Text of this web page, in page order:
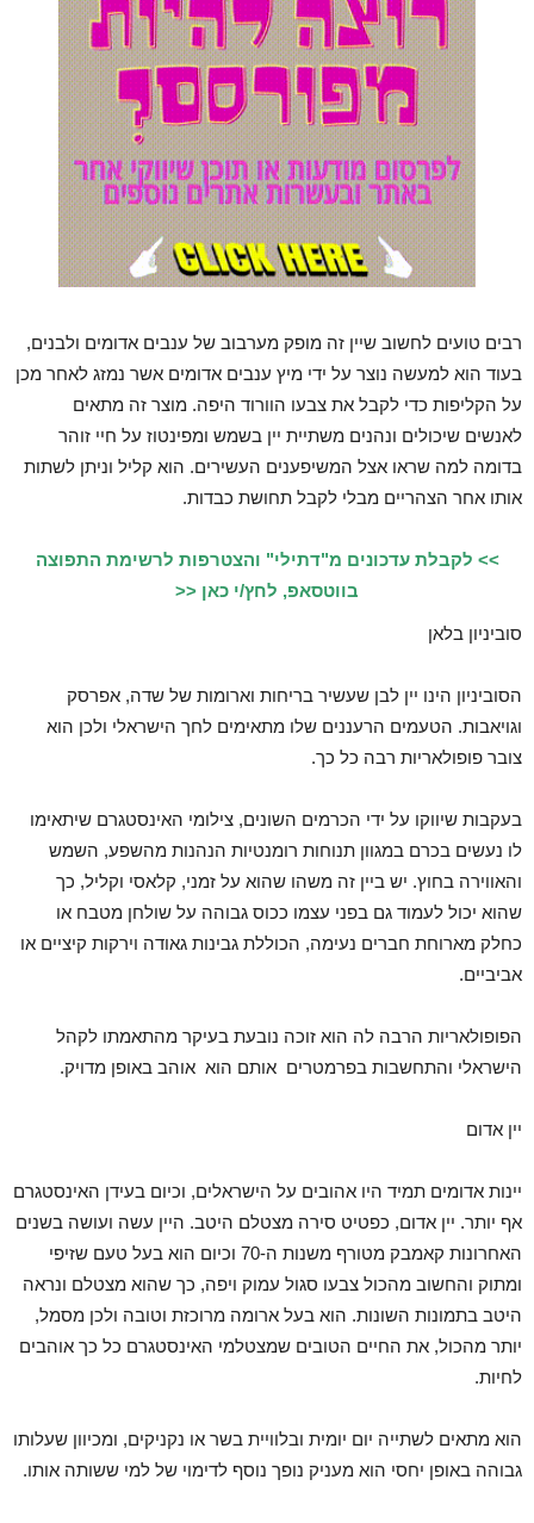
רבים טועים לחשוב שיין זה מופק מערבוב של ענבים אדומים ולבנים,
בעוד הוא למעשה נוצר על ידי מיץ ענבים אדומים אשר נמזג לאחר מכן
על הקליפות כדי לקבל את צבעו הוורוד היפה. מוצר זה מתאים
לאנשים שיכולים ונהנים משתיית יין בשמש ומפינטוז על חיי זוהר
בדומה למה שראו אצל המשיפענים העשירים. הוא קליל וניתן לשתות
אותו אחר הצהריים מבלי לקבל תחושת כבדות.
>> לקבלת עדכונים מ"דתילי" והצטרפות לרשימת התפוצה
בווטסאפ, לחץ/י כאן <<
סוביניון בלאן
הסוביניון הינו יין לבן שעשיר בריחות וארומות של שדה, אפרסק
וגויאבות. הטעמים הרעננים שלו מתאימים לחך הישראלי ולכן הוא
צובר פופולאריות רבה כל כך.
בעקבות שיווקו על ידי הכרמים השונים, צילומי האינסטגרם שיתאימו
לו נעשים בכרם במגוון תנוחות רומנטיות הנהנות מהשפע, השמש
והאווירה בחוץ. יש ביין זה משהו שהוא על זמני, קלאסי וקליל, כך
שהוא יכול לעמוד גם בפני עצמו ככוס גבוהה על שולחן מטבח או
כחלק מארוחת חברים נעימה, הכוללת גבינות גאודה וירקות קיציים או
אביביים.
הפופולאריות הרבה לה הוא זוכה נובעת בעיקר מהתאמתו לקהל
הישראלי והתחשבות בפרמטרים אותם הוא אוהב באופן מדויק.
יין אדום
יינות אדומים תמיד היו אהובים על הישראלים, וכיום בעידן האינסטגרם
אף יותר. יין אדום, כפטיט סירה מצטלם היטב. היין עשה ועושה בשנים
האחרונות קאמבק מטורף משנות ה-70 וכיום הוא בעל טעם שזיפי
ומתוק והחשוב מהכול צבעו סגול עמוק ויפה, כך שהוא מצטלם ונראה
היטב בתמונות השונות. הוא בעל ארומה מרוכזת וטובה ולכן מסמל,
יותר מהכול, את החיים הטובים שמצטלמי האינסטגרם כל כך אוהבים
לחיות.
הוא מתאים לשתייה יום יומית ובלוויית בשר או נקניקים, ומכיוון שעלותו
גבוהה באופן יחסי הוא מעניק נופך נוסף לדימוי של למי ששותה אותו.